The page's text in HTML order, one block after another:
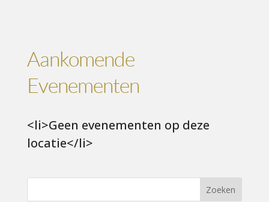
Aankomende
Evenementen
<li>Geen evenementen op deze
locatie</li>